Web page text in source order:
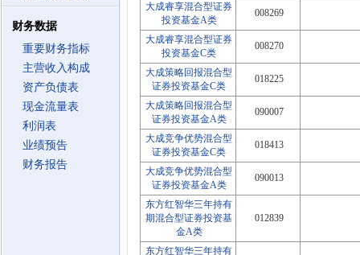
财务数据
重要财务指标
主营收入构成
资产负债表
现金流量表
利润表
业绩预告
财务报告
大成睿享混合型证券
投资基金A类
008269
大成睿享混合型证券
投资基金C类
008270
大成策略回报混合型
证券投资基金C类
018225
大成策略回报混合型
证券投资基金A类
090007
大成竞争优势混合型
证券投资基金C类
018413
大成竞争优势混合型
证券投资基金A类
090013
东方红智华三年持有
期混合型证券投资基
金A类
012839
东方红智华三年持有